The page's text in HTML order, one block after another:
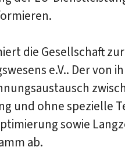
die Gesellschaft
e.V.. Der von
und ohne spezielle
sowie
ab.